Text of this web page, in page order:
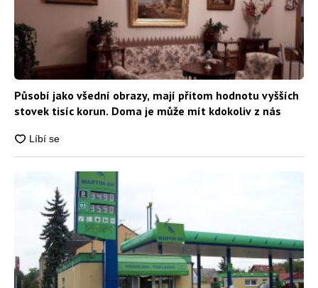
Působí jako všední obrazy, mají přitom hodnotu vyšších
stovek tisíc korun. Doma je může mít kdokoliv z nás